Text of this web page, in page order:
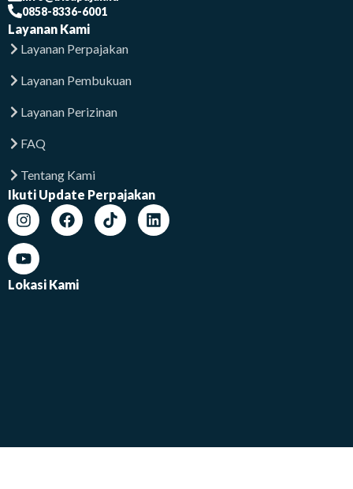
0858-8336-6001
Layanan Kami
Layanan Perpajakan
Layanan Pembukuan
Layanan Perizinan
FAQ
Tentang Kami
Ikuti Update Perpajakan
Lokasi Kami